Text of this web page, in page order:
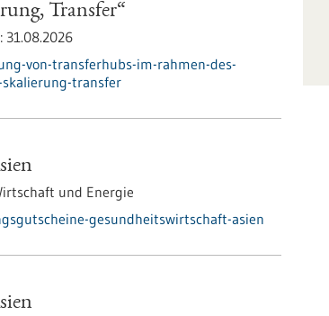
Transfer“
31.08.2026
von-transferhubs-im-rahmen-des-
transfer
und Energie
gesundheitswirtschaft-asien